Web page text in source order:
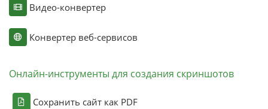
Видео-конвертер
Конвертер веб-сервисов
Онлайн-инструменты для создания скриншотов
Сохранить сайт как PDF